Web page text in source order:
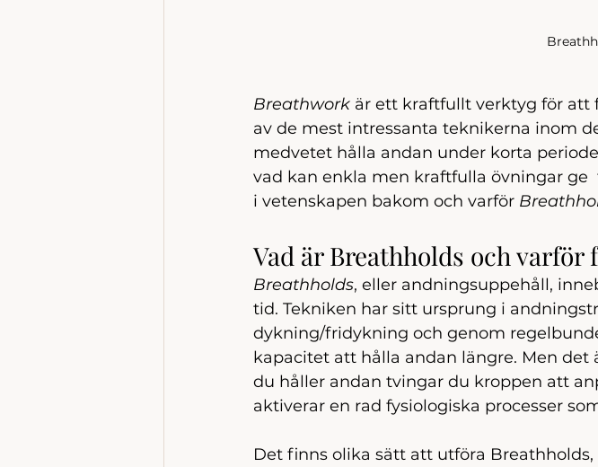
Breathwork är ett kraftfullt verktyg för att
av de mest intressanta teknikerna inom
medvetet hålla andan under korta
vad kan enkla men kraftfulla övningar ge
i vetenskapen bakom och varför
Vad är Breathholds och varför
Breathholds, eller andningsuppehåll,
tid. Tekniken har sitt ursprung i
dykning/fridykning och genom
kapacitet att hålla andan längre. Men det
du håller andan tvingar du kroppen att
aktiverar en rad fysiologiska processer
Det finns olika sätt att utföra